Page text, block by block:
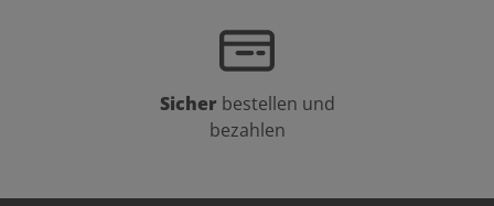
Sicher bestellen und
bezahlen